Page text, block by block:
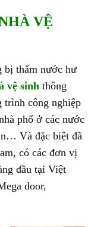
VỆ
bị thấm nước hư
vệ sinh thông
trình công nghiệp
phố ở các nước
Và đặc biệt đã
có các đơn vị
đầu tại Việt
door,